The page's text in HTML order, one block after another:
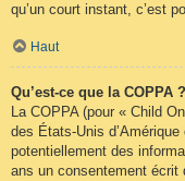
qu’un court instant, c’est
Haut
Qu’est-ce que la COPPA ?
La COPPA (pour « Child
des États-Unis
potentiellement des
ans un consentement écrit